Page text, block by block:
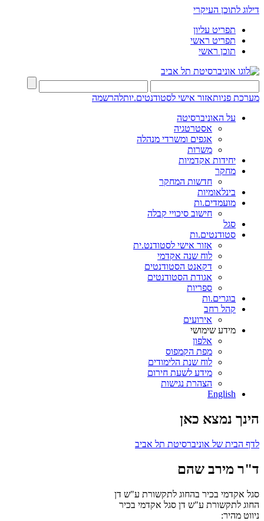
דילוג לתוכן העיקרי
תפריט עליון
תפריט ראשי
תוכן ראשי
מערכת פניותאזור אישי לסטודנטים.יותלהרשמה
על האוניברסיטה
אסטרטגיה
אגפים ומשרדי מנהלה
משרות
יחידות אקדמיות
מחקר
חדשות המחקר
בינלאומיות
מועמדים.ות
חישוב סיכויי קבלה
סגל
סטודנטים.ות
אזור אישי לסטודנט.ית
לוח שנה אקדמי
דקאנט הסטודנטים
אגודת הסטודנטים
ספריות
בוגרים.ות
קהל רחב
אירועים
מידע שימושי
אלפון
מפת הקמפוס
לוח שנת הלימודים
מידע לשעת חירום
הצהרת נגישות
English
הינך נמצא כאן
לדף הבית של אוניברסיטת תל אביב
ד"ר מירב שהם
סגל אקדמי בכיר בהחוג לתקשורת ע"ש דן
החוג לתקשורת ע"ש דן סגל אקדמי בכיר
ניווט מהיר: